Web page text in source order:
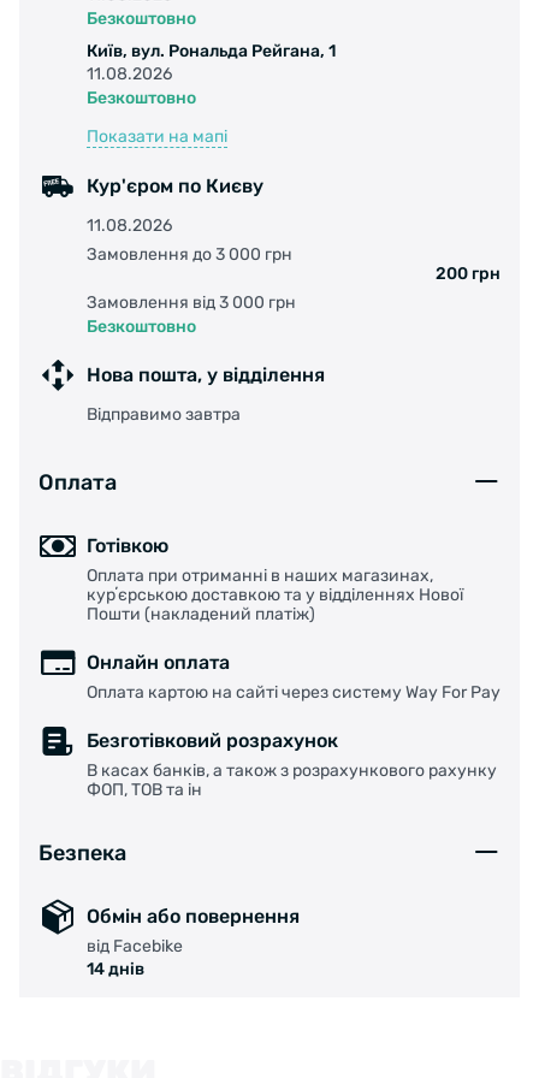
Доступ к содержимому осуществляется за
вам не хватит объема самой сумки, его можно
увеличить. Расстегните молнию снизу, и
предметы, требуемые в дороге. Для
повышения безопасности на дороге в темное
светоотражающие вставки. Плотность
материала из которого выполнена сумка
составляет 450D (Ден.).
Доступные размеры: S, M и L.
Безкоштовно
Київ, вул. Рональда Рейгана, 1
11.08.2026
Безкоштовно
Показати на мапі
Кур'єром по Києву
11.08.2026
Замовлення до 3 000 грн
200 грн
Замовлення від 3 000 грн
Безкоштовно
Нова пошта, у відділення
Відправимо завтра
Оплата
Готівкою
Оплата при отриманні в наших магазинах,
курʼєрською доставкою та у відділеннях Нової
Пошти (накладений платіж)
Онлайн оплата
Оплата картою на сайті через систему Way For Pay
Безготівковий розрахунок
В касах банків, а також з розрахункового рахунку
ФОП, ТОВ та ін
Безпека
Обмін або повернення
від Facebike
14 днів